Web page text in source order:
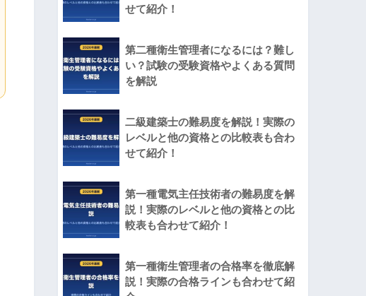
せて紹介！
第二種衛生管理者になるには？難し
い？試験の受験資格やよくある質問
を解説
二級建築士の難易度を解説！実際の
レベルと他の資格との比較表も合わ
せて紹介！
第一種電気主任技術者の難易度を解
説！実際のレベルと他の資格との比
較表も合わせて紹介！
第一種衛生管理者の合格率を徹底解
説！実際の合格ラインも合わせて紹